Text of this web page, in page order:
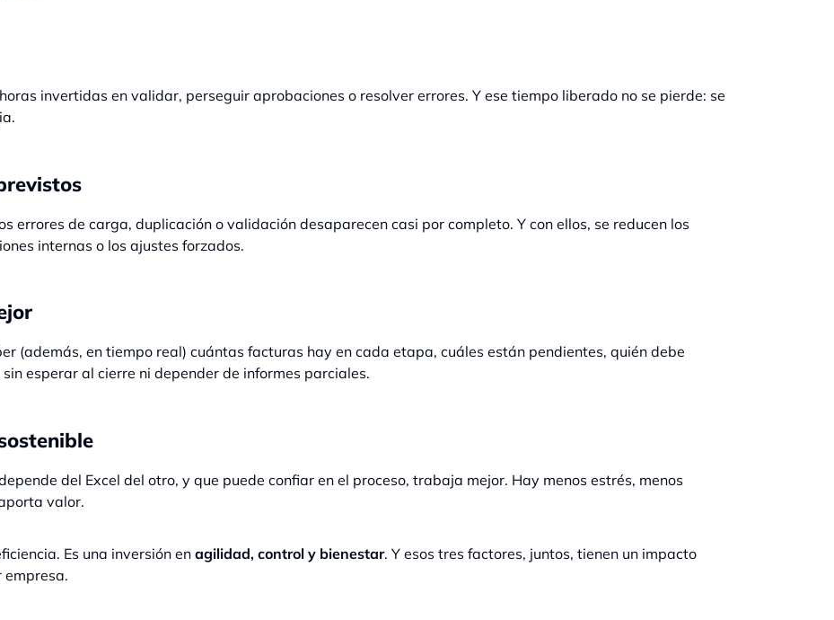
invertidas en validar, perseguir aprobaciones o resolver errores. Y ese tiempo liberado no se pierde: se
errores de carga, duplicación o validación desaparecen casi por completo. Y con ellos, se reducen los
internas o los ajustes forzados.
(además, en tiempo real) cuántas facturas hay en cada etapa, cuáles están pendientes, quién debe
esperar al cierre ni depender de informes parciales.
del Excel del otro, y que puede confiar en el proceso, trabaja mejor. Hay menos estrés, menos
valor.
Es una inversión en agilidad, control y bienestar. Y esos tres factores, juntos, tienen un impacto
empresa.